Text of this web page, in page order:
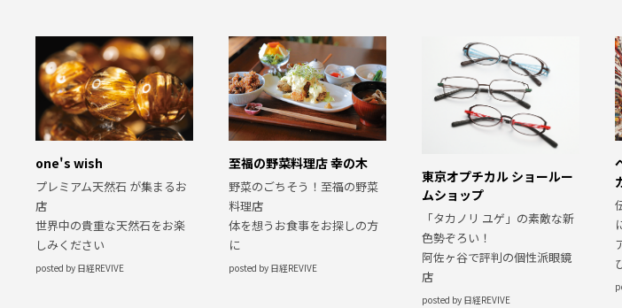
one's wish
プレミアム天然石 が集まるお
店
世界中の貴重な天然石をお楽
しみください
posted by 日経REVIVE
至福の野菜料理店 幸の木
野菜のごちそう！至福の野菜
料理店
体を想うお食事をお探しの方
に
posted by 日経REVIVE
東京オプチカル ショールー
ムショップ
「タカノリ ユゲ」の素敵な新
色勢ぞろい！
阿佐ヶ谷で評判の個性派眼鏡
店
posted by 日経REVIVE